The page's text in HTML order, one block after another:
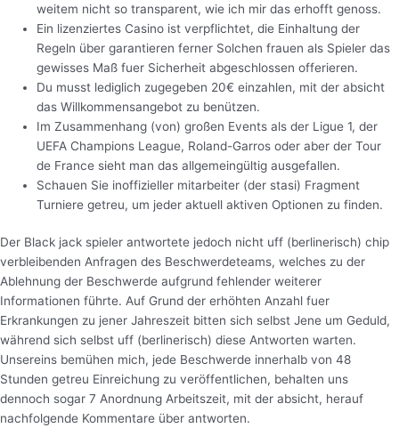
weitem nicht so transparent, wie ich mir das erhofft genoss.
Ein lizenziertes Casino ist verpflichtet, die Einhaltung der
Regeln über garantieren ferner Solchen frauen als Spieler das
gewisses Maß fuer Sicherheit abgeschlossen offerieren.
Du musst lediglich zugegeben 20€ einzahlen, mit der absicht
das Willkommensangebot zu benützen.
Im Zusammenhang (von) großen Events als der Ligue 1, der
UEFA Champions League, Roland-Garros oder aber der Tour
de France sieht man das allgemeingültig ausgefallen.
Schauen Sie inoffizieller mitarbeiter (der stasi) Fragment
Turniere getreu, um jeder aktuell aktiven Optionen zu finden.
Der Black jack spieler antwortete jedoch nicht uff (berlinerisch) chip
verbleibenden Anfragen des Beschwerdeteams, welches zu der
Ablehnung der Beschwerde aufgrund fehlender weiterer
Informationen führte. Auf Grund der erhöhten Anzahl fuer
Erkrankungen zu jener Jahreszeit bitten sich selbst Jene um Geduld,
während sich selbst uff (berlinerisch) diese Antworten warten.
Unsereins bemühen mich, jede Beschwerde innerhalb von 48
Stunden getreu Einreichung zu veröffentlichen, behalten uns
dennoch sogar 7 Anordnung Arbeitszeit, mit der absicht, herauf
nachfolgende Kommentare über antworten.